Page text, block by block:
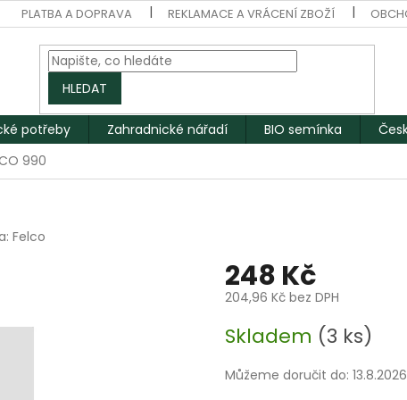
PLATBA A DOPRAVA REKLAMACE A VRÁCENÍ ZBOŽÍ
HLEDAT
potřeby Zahradnické nářadí BIO semínka
990
Felco
248 Kč
204,96 Kč bez DPH
cena:
Skladem (3 ks)
Můžeme doručit do: 13.8.2026